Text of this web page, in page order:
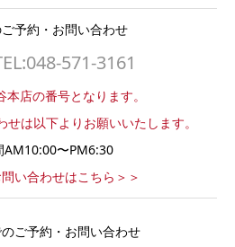
予約・お問い合わせ
571-3161
店の番号となります。
は以下よりお願いいたします。
AM10:00〜PM6:30
い合わせはこちら＞＞
ご予約・お問い合わせ